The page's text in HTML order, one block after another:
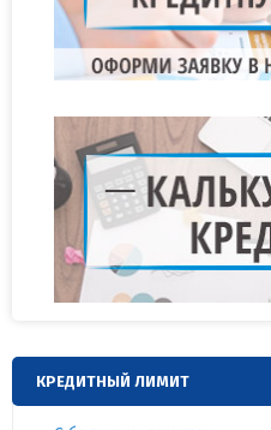
КРЕДИТНЫЙ ЛИМИТ